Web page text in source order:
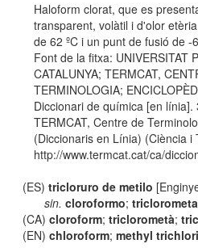
Haloform clorat, que es
transparent, volàtil i d'olor
de 62 ºC i un punt de fusió de -
Font de la fitxa: UNIVERSITAT
CATALUNYA; TERMCAT,
TERMINOLOGIA;
Diccionari de química [en línia].
TERMCAT, Centre de
(Diccionaris en Línia) (Ciència i
http://www.termcat.cat/ca/
(ES)tricloruro de metilo
sin. cloroformo;
(CA)cloroform;triclorometà;
(EN)chloroform;methyl